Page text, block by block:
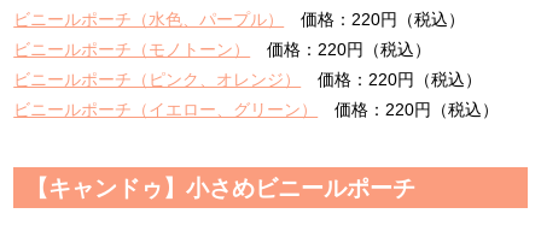
ビニールポーチ（水色、パープル）
価格：220円（税込）
ビニールポーチ（モノトーン）
価格：220円（税込）
ビニールポーチ（ピンク、オレンジ）
価格：220円（税込）
ビニールポーチ（イエロー、グリーン）
価格：220円（税込）
【キャンドゥ】小さめビニールポーチ